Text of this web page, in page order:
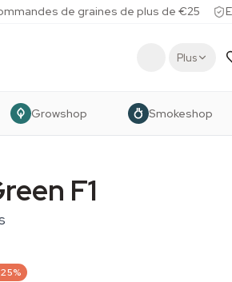
de graines de plus de €25
Plus
Growshop Smokeshop
F1